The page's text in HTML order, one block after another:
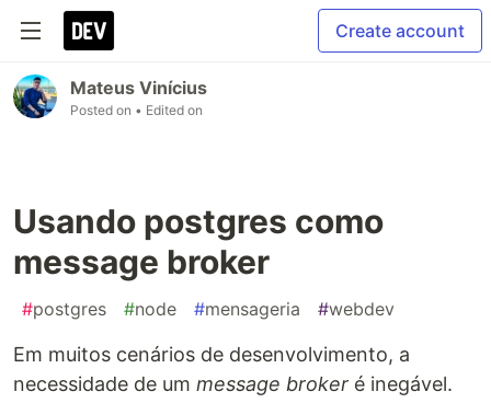
Create account
Mateus Vinícius
Posted on • Edited on
Usando postgres como
message broker
#postgres #node #mensageria #webdev
Em muitos cenários de desenvolvimento, a
necessidade de um message broker é inegável.